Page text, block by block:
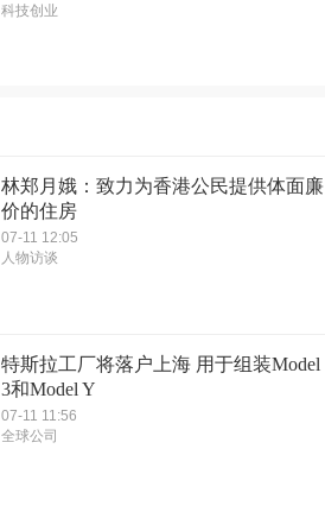
科技创业
林郑月娥：致力为香港公民提供体面廉
价的住房
07-11 12:05
人物访谈
特斯拉工厂将落户上海 用于组装Model
3和Model Y
07-11 11:56
全球公司